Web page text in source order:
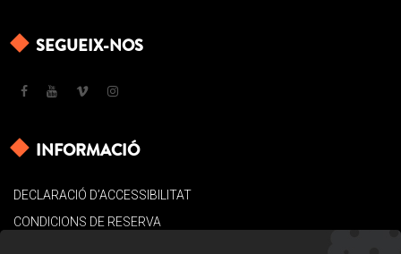
SEGUEIX-NOS
INFORMACIÓ
DECLARACIÓ D’ACCESSIBILITAT
CONDICIONS DE RESERVA